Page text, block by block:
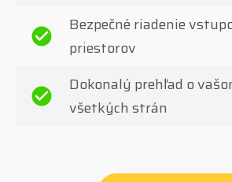
Bezpečné riadenie
priestorov
Dokonalý prehľad o
všetkých strán